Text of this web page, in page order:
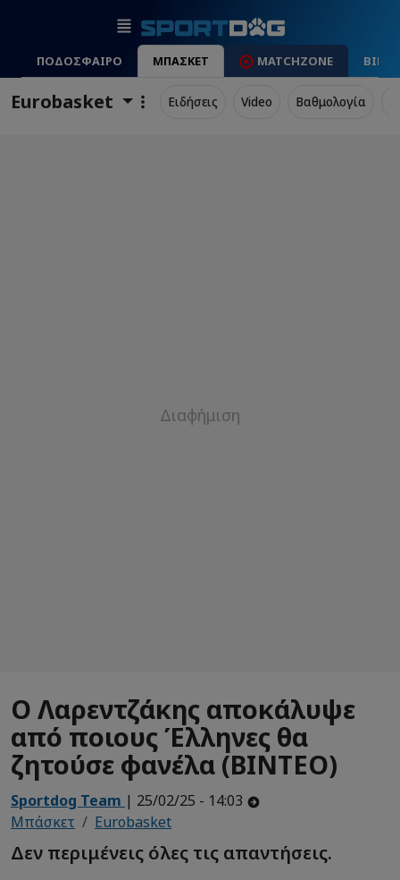
ΠΟΔΟΣΦΑΙΡΟ ΜΠΑΣΚΕΤ MATCHZONE
Eurobasket Ειδήσεις Video Βαθμολογία
Ο Λαρεντζάκης αποκάλυψε
από ποιους Έλληνες θα
ζητούσε φανέλα (ΒΙΝΤΕΟ)
Sportdog Team | 25/02/25 - 14:03
Μπάσκετ
Eurobasket
Δεν περιμένεις όλες τις απαντήσεις.